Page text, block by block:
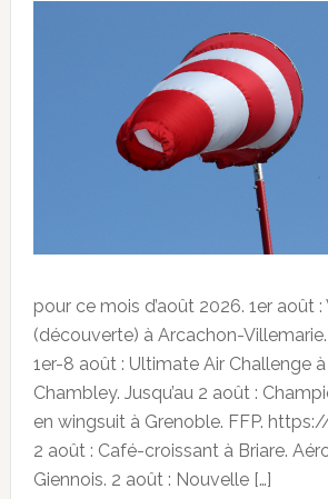
pour ce mois d’août 2026. 1er août
(découverte) à Arcachon-Villemarie.
1er-8 août : Ultimate Air Challenge
Chambley. Jusqu’au 2 août :
en wingsuit à Grenoble. FFP.
2 août : Café-croissant à Briare.
Giennois. 2 août : Nouvelle […]